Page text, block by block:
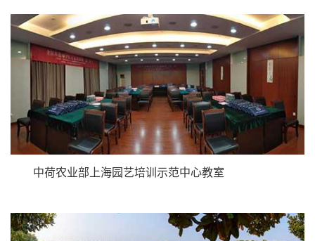
中荷农业部上海园艺培训示范中心教室